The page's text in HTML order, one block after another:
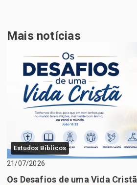
Mais notícias
Estudos Bíblicos
21/07/2026
Os Desafios de uma Vida Cristã